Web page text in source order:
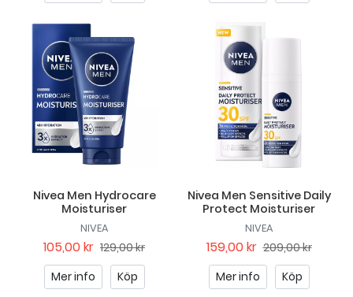
Nivea Men Hydrocare
Moisturiser
NIVEA
105,00 kr 129,00 kr
Mer info
Köp
Nivea Men Sensitive Daily
Protect Moisturiser
NIVEA
159,00 kr 209,00 kr
Mer info
Köp